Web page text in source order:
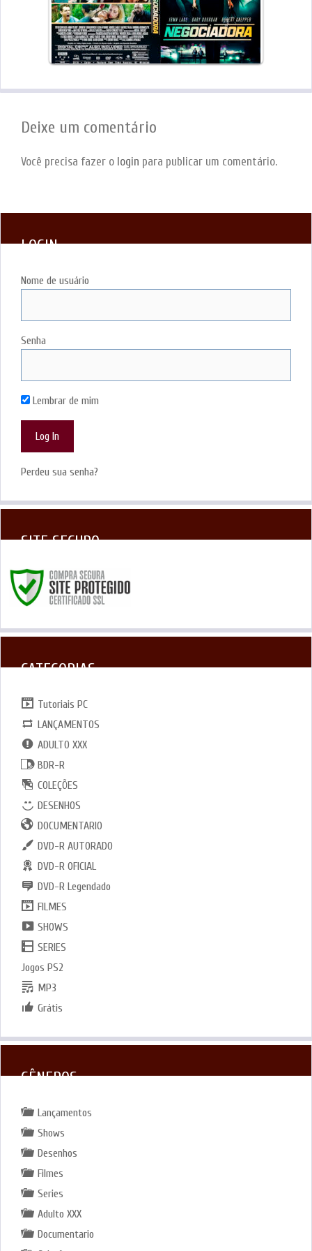
Deixe um comentário
Você precisa fazer o login para publicar um comentário.
LOGIN
Nome de usuário
Senha
Lembrar de mim
Perdeu sua senha?
SITE SEGURO
CATEGORIAS
Tutoriais PC
LANÇAMENTOS
ADULTO XXX
BDR-R
COLEÇÕES
DESENHOS
DOCUMENTARIO
DVD-R AUTORADO
DVD-R OFICIAL
DVD-R Legendado
FILMES
SHOWS
SERIES
Jogos PS2
MP3
Grátis
GÊNEROS
Lançamentos
Shows
Desenhos
Filmes
Series
Adulto XXX
Documentario